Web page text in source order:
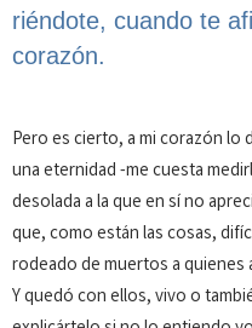
riéndote, cuando te
corazón.
Pero es cierto, a mi corazón lo
una eternidad -me cuesta
desolada a la que en sí no
que, como están las cosas,
rodeado de muertos a quienes
Y quedó con ellos, vivo o